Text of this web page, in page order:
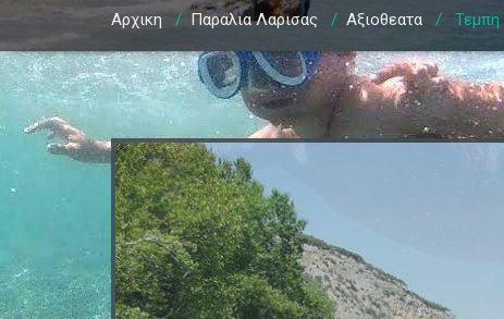
Αρχικη / Παραλια Λαρισας / Αξιοθεατα / Τεμπη